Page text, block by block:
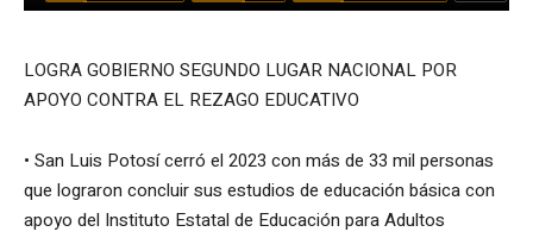
LOGRA GOBIERNO SEGUNDO LUGAR NACIONAL POR
APOYO CONTRA EL REZAGO EDUCATIVO
• San Luis Potosí cerró el 2023 con más de 33 mil personas
que lograron concluir sus estudios de educación básica con
apoyo del Instituto Estatal de Educación para Adultos